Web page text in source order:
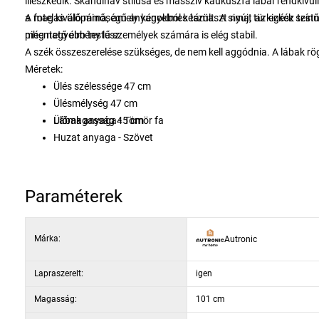
a magas ülőpárna, amely kényelmes támaszt nyújt az egész
pihentető élmény lesz.
A fotel kiváló minőségű anyagokból készült. A sima, türkizkék
még nagyobb testű személyek számára is elég stabil.
A szék összeszerelése szükséges, de nem kell aggódnia. A lábak
Méretek:
Ülés szélessége47 cm
Ülésmélység 47 cm
Ülőmagasság45 cm
Lábak anyaga -Tömör fa
Huzat anyaga -Szövet
Paraméterek
Márka: Autronic
Lapraszerelt: igen
Magasság: 101 cm